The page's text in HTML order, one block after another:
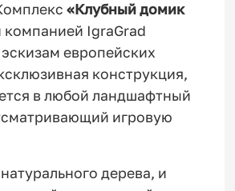
«Клубный домик
компанией IgraGrad
европейских
конструкция,
в любой ландшафтный
игровую
дерева, и